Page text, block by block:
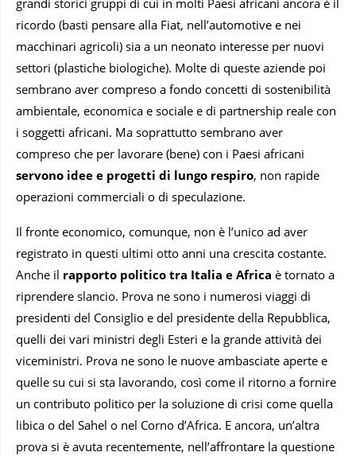
grandi storici gruppi di cui in molti Paesi africani ancora è il
ricordo (basti pensare alla Fiat, nell’automotive e nei
macchinari agricoli) sia a un neonato interesse per nuovi
settori (plastiche biologiche). Molte di queste aziende poi
sembrano aver compreso a fondo concetti di sostenibilità
ambientale, economica e sociale e di partnership reale con
i soggetti africani. Ma soprattutto sembrano aver
compreso che per lavorare (bene) con i Paesi africani
servono idee e progetti di lungo respiro, non rapide
operazioni commerciali o di speculazione.
Il fronte economico, comunque, non è l’unico ad aver
registrato in questi ultimi otto anni una crescita costante.
Anche il rapporto politico tra Italia e Africa è tornato a
riprendere slancio. Prova ne sono i numerosi viaggi di
presidenti del Consiglio e del presidente della Repubblica,
quelli dei vari ministri degli Esteri e la grande attività dei
viceministri. Prova ne sono le nuove ambasciate aperte e
quelle su cui si sta lavorando, così come il ritorno a fornire
un contributo politico per la soluzione di crisi come quella
libica o del Sahel o nel Corno d’Africa. E ancora, un’altra
prova si è avuta recentemente, nell’affrontare la questione